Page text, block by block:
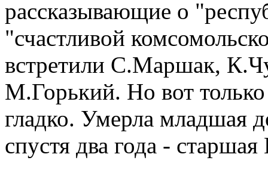
рассказывающие о
"счастливой
встретили С.Маршак,
М.Горький. Но вот
гладко. Умерла младшая
спустя два года -